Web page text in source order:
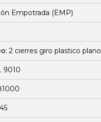
Empotrada (EMP)
2 cierres giro plastico plano
9010